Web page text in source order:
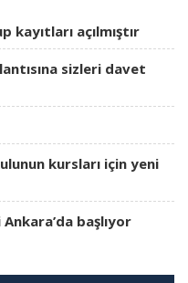
açılmıştır
sizleri davet
kursları için yeni
başlıyor